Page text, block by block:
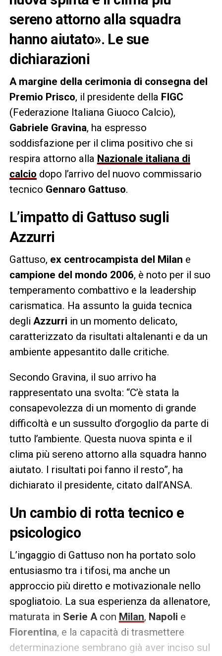
sereno attorno alla squadra
hanno aiutato». Le sue
dichiarazioni
A margine della cerimonia di consegna del
Premio Prisco, il presidente della FIGC
(Federazione Italiana Giuoco Calcio),
Gabriele Gravina, ha espresso
soddisfazione per il clima positivo che si
respira attorno alla Nazionale italiana di
calcio dopo l’arrivo del nuovo commissario
tecnico Gennaro Gattuso.
L’impatto di Gattuso sugli
Azzurri
Gattuso, ex centrocampista del Milan e
campione del mondo 2006, è noto per il suo
temperamento combattivo e la leadership
carismatica. Ha assunto la guida tecnica
degli Azzurri in un momento delicato,
caratterizzato da risultati altalenanti e da un
ambiente appesantito dalle critiche.
Secondo Gravina, il suo arrivo ha
rappresentato una svolta: “C’è stata la
consapevolezza di un momento di grande
difficoltà e un sussulto d’orgoglio da parte di
tutto l’ambiente. Questa nuova spinta e il
clima più sereno attorno alla squadra hanno
aiutato. I risultati poi fanno il resto”, ha
dichiarato il presidente, citato dall’ANSA.
Un cambio di rotta tecnico e
psicologico
L’ingaggio di Gattuso non ha portato solo
entusiasmo tra i tifosi, ma anche un
approccio più diretto e motivazionale nello
spogliatoio. La sua esperienza da allenatore,
maturata in Serie Acon Milan, Napoli e
Fiorentina, e la capacità di trasmettere
determinazione sembrano già aver inciso sul